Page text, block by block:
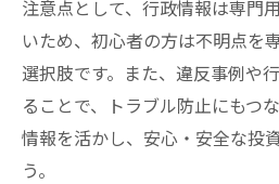
取得税の申告期限と
解説
不動産投資指針に基
大阪府プレスリリース
注意点として、行政情報は専門
いため、初心者の方は不明点を
選択肢です。また、違反事例や
ることで、トラブル防止にもつ
情報を活かし、安心・安全な投
う。